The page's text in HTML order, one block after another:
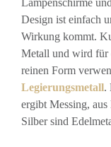
Lampenschirme
Design ist einfach
Wirkung kommt.
Metall und wird für
reinen Form
Legierungsmetall.
ergibt Messing,
Silber sind